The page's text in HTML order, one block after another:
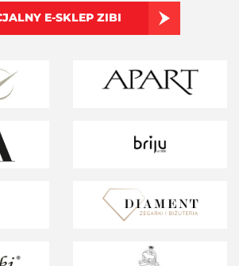
E-SKLEP ZIBI